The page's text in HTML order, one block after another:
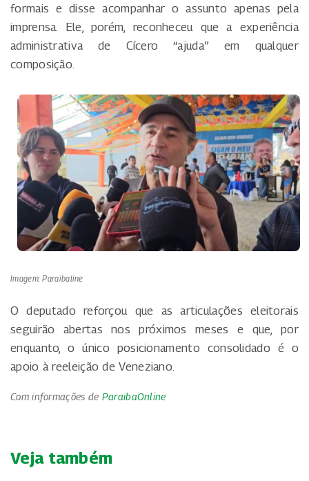
formais e disse acompanhar o assunto apenas pela
imprensa. Ele, porém, reconheceu que a experiência
administrativa de Cícero “ajuda” em qualquer
composição.
Imagem: Paraibaline
O deputado reforçou que as articulações eleitorais
seguirão abertas nos próximos meses e que, por
enquanto, o único posicionamento consolidado é o
apoio à reeleição de Veneziano.
Com informações de ParaibaOnline
Veja também